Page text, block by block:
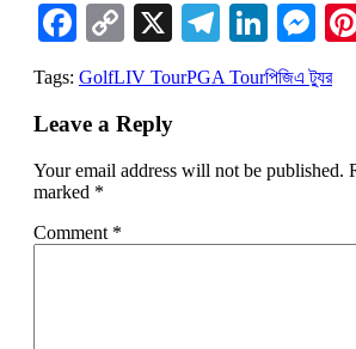
Facebook
Copy
Link
X
Tags: GolfLIV TourPGA Tourপিজিএ ট্যুর
Leave a Reply
Your email address will not be published.
marked *
Comment *